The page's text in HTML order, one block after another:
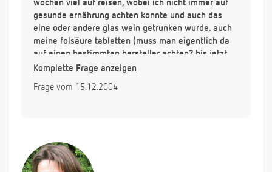
wochen viel auf reisen, wobei ich nicht immer auf
gesunde ernährung achten konnte und auch das
eine oder andere glas wein getrunken wurde. auch
meine folsäure tabletten (muss man eigentlich da
auf einen bestimmten hersteller achten? bis jetzt
aus der drogerie) habe ich nicht ganz regelmässig,
beim frauenarzt ist erst anfang januar. muss ich mir
werdende mama
Komplette Frage anzeigen
Frage vom 15.12.2004